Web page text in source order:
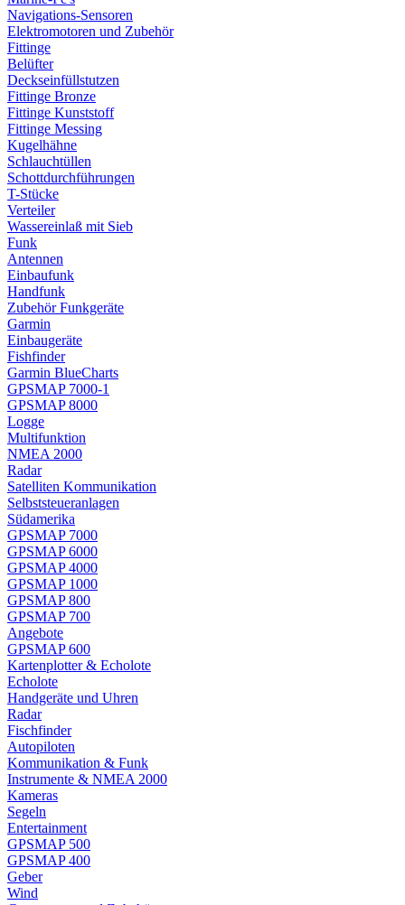
Navigations-Sensoren
Elektromotoren und Zubehör
Fittinge
Belüfter
Deckseinfüllstutzen
Fittinge Bronze
Fittinge Kunststoff
Fittinge Messing
Kugelhähne
Schlauchtüllen
Schottdurchführungen
T-Stücke
Verteiler
Wassereinlaß mit Sieb
Funk
Antennen
Einbaufunk
Handfunk
Zubehör Funkgeräte
Garmin
Einbaugeräte
Fishfinder
Garmin BlueCharts
GPSMAP 7000-1
GPSMAP 8000
Logge
Multifunktion
NMEA 2000
Radar
Satelliten Kommunikation
Selbststeueranlagen
Südamerika
GPSMAP 7000
GPSMAP 6000
GPSMAP 4000
GPSMAP 1000
GPSMAP 800
GPSMAP 700
Angebote
GPSMAP 600
Kartenplotter & Echolote
Echolote
Handgeräte und Uhren
Radar
Fischfinder
Autopiloten
Kommunikation & Funk
Instrumente & NMEA 2000
Kameras
Segeln
Entertainment
GPSMAP 500
GPSMAP 400
Geber
Wind